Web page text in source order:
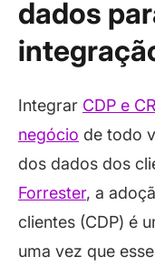
dados
Integrar CDP e
negócio de todo
dos dados dos
Forrester, a
clientes (CDP) é
uma vez que